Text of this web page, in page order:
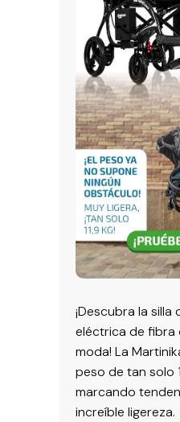
¡Descubra la silla
eléctrica de fibra
moda! La
peso de tan solo
marcando
increíble ligereza.